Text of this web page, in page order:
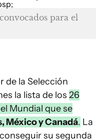
para el
de la Selección
la lista de los 26
Mundial que se
México y Canadá. La
su segunda